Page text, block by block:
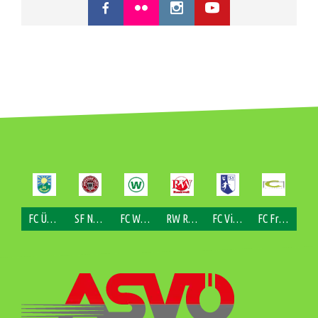
FC Übersaxen SF Nofels FC Weiler RW Rankweil FC Viktorsberg FC Fraxern